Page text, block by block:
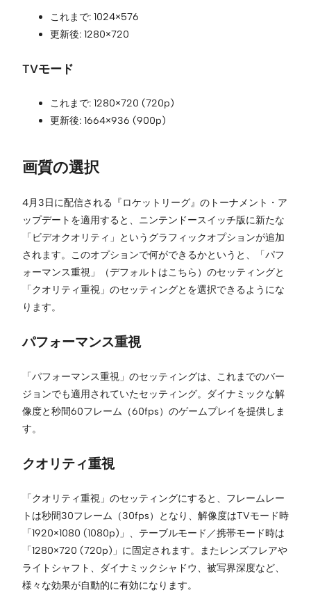
これまで: 1024×576
更新後: 1280×720
TVモード
これまで: 1280×720 (720p)
更新後: 1664×936 (900p)
画質の選択
4月3日に配信される『ロケットリーグ』のトーナメント・ア
ップデートを適用すると、ニンテンドースイッチ版に新たな
「ビデオクオリティ」というグラフィックオプションが追加
されます。このオプションで何ができるかというと、「パフ
ォーマンス重視」（デフォルトはこちら）のセッティングと
「クオリティ重視」のセッティングとを選択できるようにな
ります。
パフォーマンス重視
「パフォーマンス重視」のセッティングは、これまでのバー
ジョンでも適用されていたセッティング。ダイナミックな解
像度と秒間60フレーム（60fps）のゲームプレイを提供しま
す。
クオリティ重視
「クオリティ重視」のセッティングにすると、フレームレー
トは秒間30フレーム（30fps）となり、解像度はTVモード時
「1920×1080 (1080p)」、テーブルモード／携帯モード時は
「1280×720 (720p)」に固定されます。またレンズフレアや
ライトシャフト、ダイナミックシャドウ、被写界深度など、
様々な効果が自動的に有効になります。